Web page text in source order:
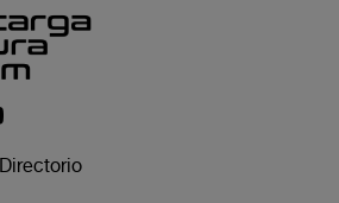
Directorio